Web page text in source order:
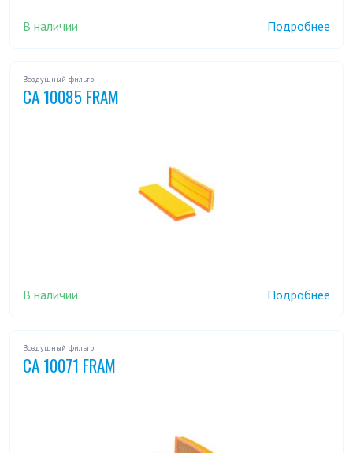
В наличии Подробнее
Воздушный фильтр
CA 10085 FRAM
В наличии Подробнее
Воздушный фильтр
CA 10071 FRAM